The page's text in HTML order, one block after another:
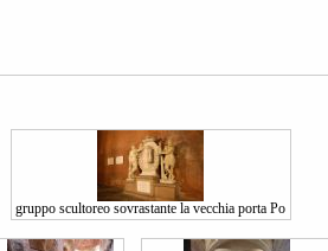
gruppo scultoreo sovrastante la vecchia porta Po